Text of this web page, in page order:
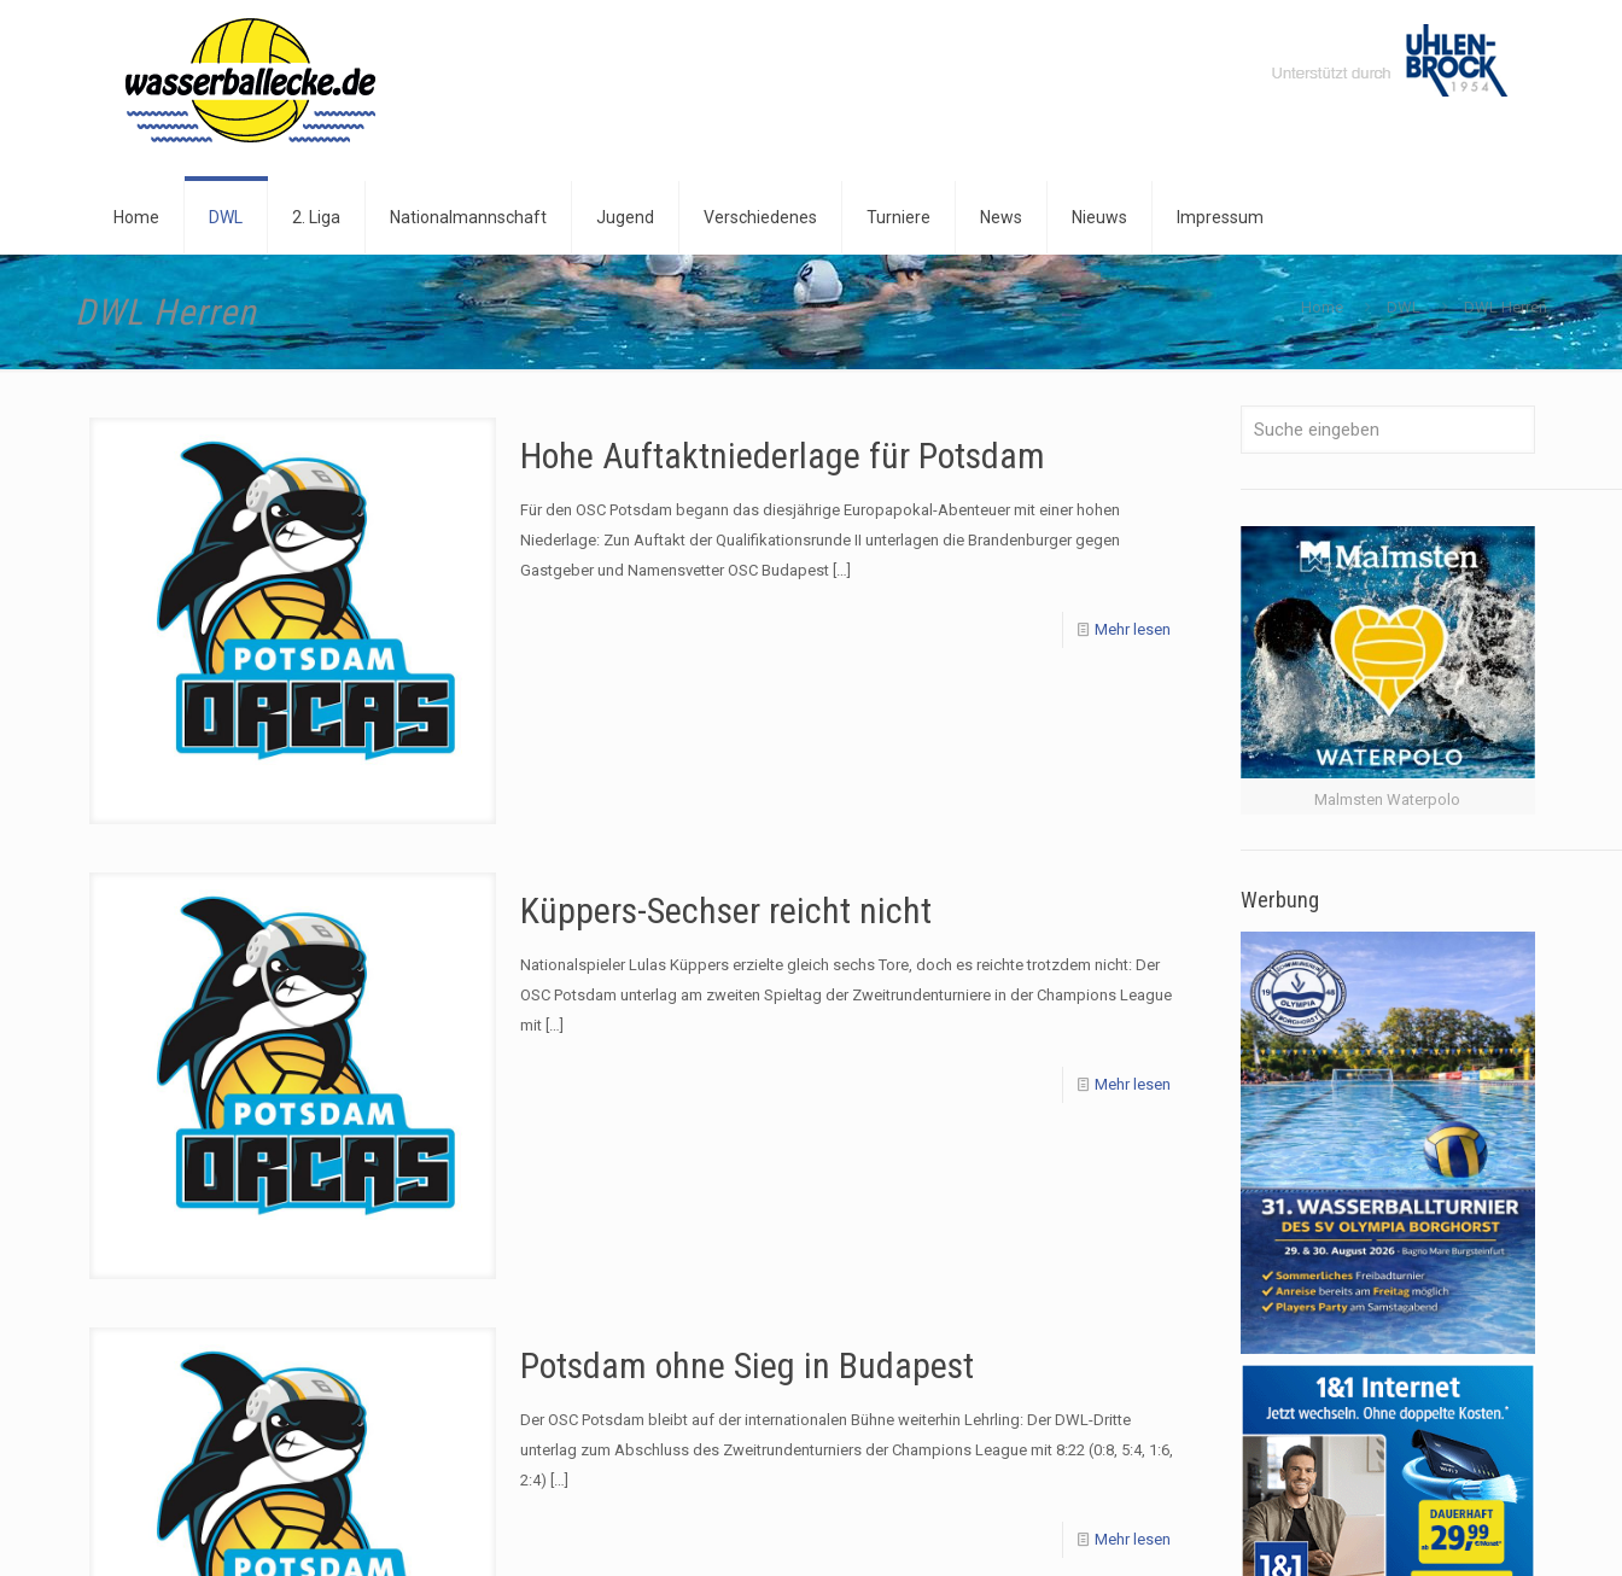
Home DWL 2. Liga Nationalmannschaft Jugend Verschiedenes Turniere News Nieuws Impressum
DWL Herren Home DWL DWL Herren
Hohe Auftaktniederlage für Potsdam
Für den OSC Potsdam begann das diesjährige Europapokal-Abenteuer mit einer hohen
Niederlage: Zun Auftakt der Qualifikationsrunde II unterlagen die Brandenburger gegen
Gastgeber und Namensvetter OSC Budapest[…]
Mehr lesen
Küppers-Sechser reicht nicht
Nationalspieler Lulas Küppers erzielte gleich sechs Tore, doch es reichte trotzdem nicht: Der
OSC Potsdam unterlag am zweiten Spieltag der Zweitrundenturniere in der Champions League
mit[…]
Mehr lesen
Potsdam ohne Sieg in Budapest
Der OSC Potsdam bleibt auf der internationalen Bühne weiterhin Lehrling: Der DWL-Dritte
unterlag zum Abschluss des Zweitrundenturniers der Champions League mit 8:22 (0:8, 5:4, 1:6,
2:4)
Mehr lesen
Malmsten Waterpolo
Werbung